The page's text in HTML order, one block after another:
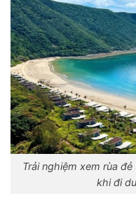
Trải nghiệm xem rùa
khi đi